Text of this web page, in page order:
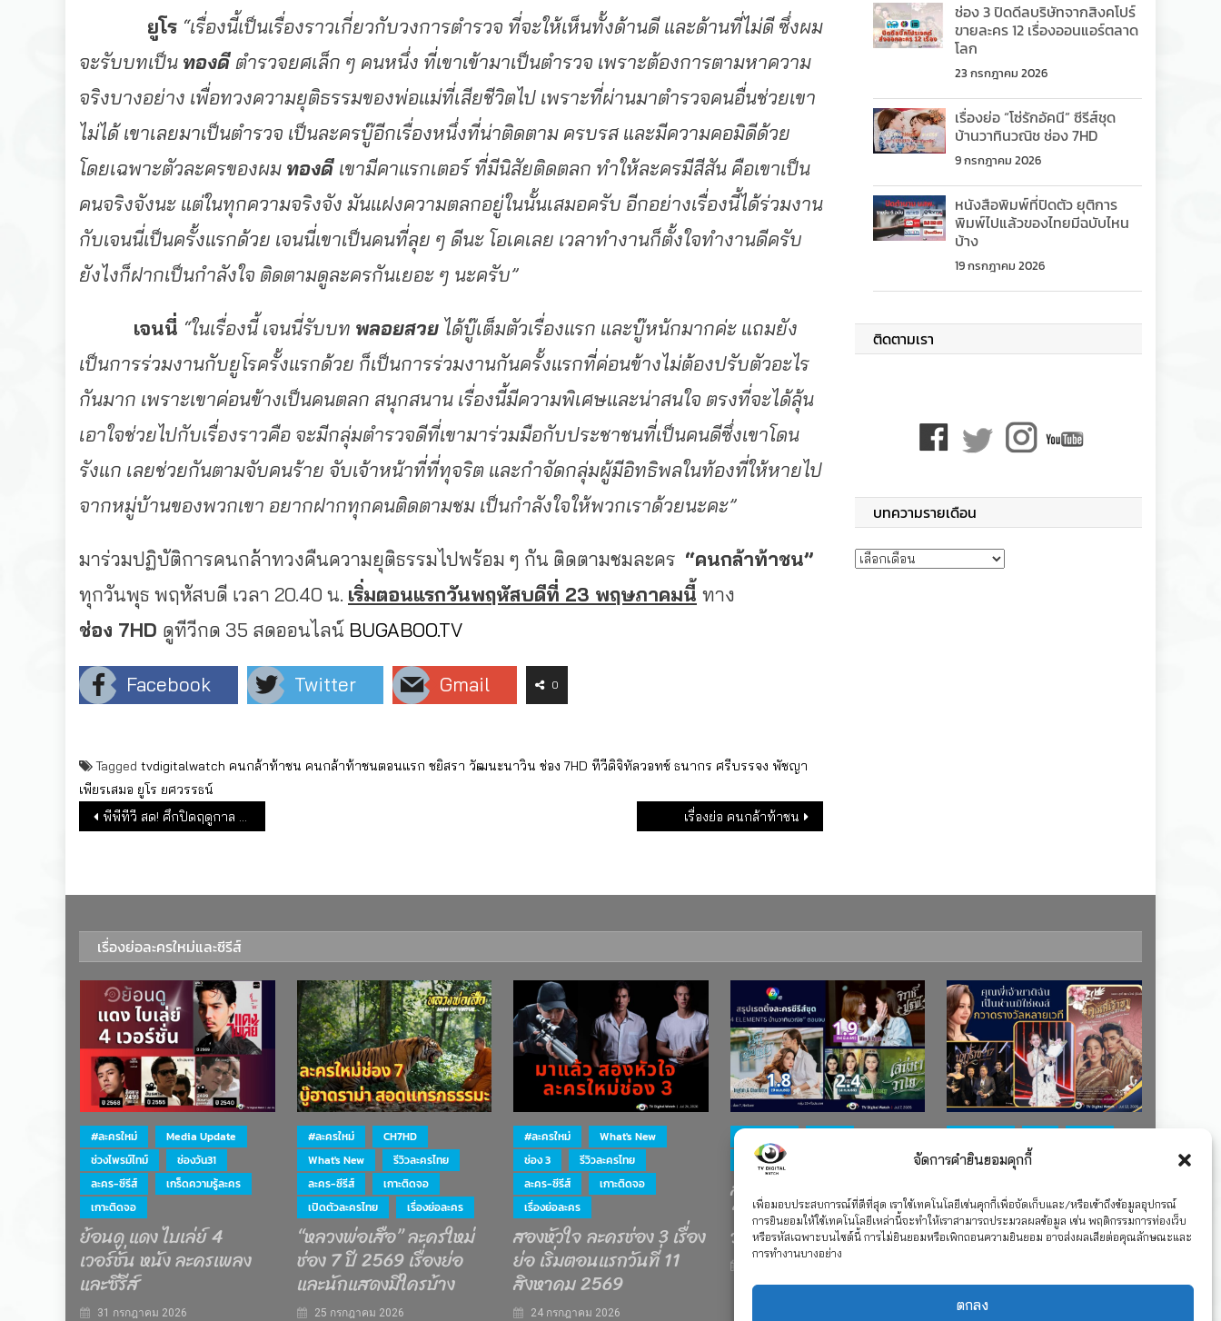
จัดการคำยินยอมคุกกี้
เพื่อมอบประสบการณ์ที่ดีที่สุด เราใช้เทคโนโลยีเช่นคุกกี้เพื่อจัดเก็บและ/หรือเข้าถึงข้อมูลอุปกรณ์
การยินยอมให้ใช้เทคโนโลยีเหล่านี้จะทำให้เราสามารถประมวลผลข้อมูล เช่น พฤติกรรมการท่องเว็บ
หรือรหัสเฉพาะบนไซต์นี้ การไม่ยินยอมหรือเพิกถอนความยินยอม อาจส่งผลเสียต่อคุณลักษณะและ
การทำงานบางอย่าง
ตกลง
ยูโร “เรื่องนี้เป็นเรื่องราวเกี่ยวกับวงการตำรวจ ที่จะให้เห็นทั้งด้านดี และด้านที่ไม่ดี ซึ่งผม
จะรับบทเป็น ทองดี ตำรวจยศเล็ก ๆ คนหนึ่ง ที่เขาเข้ามาเป็นตำรวจ เพราะต้องการตามหาความ
จริงบางอย่าง เพื่อทวงความยุติธรรมของพ่อแม่ที่เสียชีวิตไป เพราะที่ผ่านมาตำรวจคนอื่นช่วยเขา
ไม่ได้ เขาเลยมาเป็นตำรวจ เป็นละครบู๊อีกเรื่องหนึ่งที่น่าติดตาม ครบรส และมีความคอมิดีด้วย
โดยเฉพาะตัวละครของผม ทองดี เขามีคาแรกเตอร์ ที่มีนิสัยติดตลก ทำให้ละครมีสีสัน คือเขาเป็น
คนจริงจังนะ แต่ในทุกความจริงจัง มันแฝงความตลกอยู่ในนั้นเสมอครับ อีกอย่างเรื่องนี้ได้ร่วมงาน
กับเจนนี่เป็นครั้งแรกด้วย เจนนี่เขาเป็นคนที่ลุย ๆ ดีนะ โอเคเลย เวลาทำงานก็ตั้งใจทำงานดีครับ
ยังไงก็ฝากเป็นกำลังใจ ติดตามดูละครกันเยอะ ๆ นะครับ”
เจนนี่ “ในเรื่องนี้ เจนนี่รับบท พลอยสวย ได้บู๊เต็มตัวเรื่องแรก และบู๊หน้กมากค่ะ แถมยัง
เป็นการร่วมงานกับยูโรครั้งแรกด้วย ก็เป็นการร่วมงานกันครั้งแรกที่ค่อนข้างไม่ต้องปรับตัวอะไร
กันมาก เพราะเขาค่อนข้างเป็นคนตลก สนุกสนาน เรื่องนี้มีความพิเศษและน่าสนใจ ตรงที่จะได้ลุ้น
เอาใจช่วยไปกับเรื่องราวคือ จะมีกลุ่มตำรวจดีที่เขามาร่วมมือกับประชาชนที่เป็นคนดีซึ่งเขาโดน
รังแก เลยช่วยกันตามจับคนร้าย จับเจ้าหน้าที่ที่ทุจริต และกำจัดกลุ่มผู้มีอิทธิพลในท้องที่ให้หายไป
จากหมู่บ้านของพวกเขา อยากฝากทุกคนติดตามชม เป็นกำลังใจให้พวกเราด้วยนะคะ”
มาร่วมปฏิบัติการคนกล้าทวงคืนความยุติธรรมไปพร้อม ๆ กัน ติดตามชมละคร “คนกล้าท้าชน”
ทุกวันพุธ พฤหัสบดี เวลา 20.40 น. เริ่มตอนแรกวันพฤหัสบดีที่ 23 พฤษภาคมนี้ ทาง
ช่อง 7HD ดูทีวีกด 35 สดออนไลน์ BUGABOO.TV
Facebook Twitter Gmail 0
Tagged tvdigitalwatch คนกล้าท้าชน คนกล้าท้าชนตอนแรก ชยิสรา วัฒนะนาวิน ช่อง 7HD ทีวีดิจิทัลวอทช์ ธนากร ศรีบรรจง พัชญา
เพียรเสมอ ยูโร ยศวรรธน์
แนะแนวเรื่อง
พีพีทีวี สด! ศึกปิดฤดูกาล เชียร์ เลเวอร์คูเซ่น แชมป์ไร้พ่าย ชน เอาก์สบวร์ก เรื่องย่อ คนกล้าท้าชน
ช่อง 3 ปิดดีลบริษัทจากสิงคโปร์
ขายละคร 12 เรื่องออนแอร์ตลาด
โลก
23 กรกฎาคม 2026
เรื่องย่อ “โซ่รักอัคนี” ซีรีส์ชุด
บ้านวาทินวณิช ช่อง 7HD
9 กรกฎาคม 2026
หนังสือพิมพ์ที่ปิดตัว ยุติการ
พิมพ์ไปแล้วของไทยมีฉบับไหน
บ้าง
19 กรกฎาคม 2026
ติดตามเรา
บทความรายเดือน
บทความรายเดือน
เรื่องย่อละครใหม่และซีรีส์
#ละครใหม่
Media Update
ช่วงไพรม์ไทม์
ช่องวัน31
ละคร-ซีรีส์
เกร็ดความรู้ละคร
เกาะติดจอ
ย้อนดู แดง ไบเล่ย์ 4
เวอร์ชั่น หนัง ละครเพลง
และซีรีส์
31 กรกฎาคม 2026
#ละครใหม่
CH7HD
What's New
รีวิวละครไทย
ละคร-ซีรีส์
เกาะติดจอ
เปิดตัวละครไทย
เรื่องย่อละคร
“หลวงพ่อเสือ” ละครใหม่
ช่อง 7 ปี 2569 เรื่องย่อ
และนักแสดงมีใครบ้าง
25 กรกฎาคม 2026
#ละครใหม่
What's New
ช่อง 3
รีวิวละครไทย
ละคร-ซีรีส์
เกาะติดจอ
เรื่องย่อละคร
สองหัวใจ ละครช่อง 3 เรื่อง
ย่อ เริ่มตอนแรกวันที่ 11
สิงหาคม 2569
24 กรกฎาคม 2026
ละคร-ซีรีส์
สรุป เรตติ้งละครซีรีส์ชุด
“4 ELEMENTS บ้านวาทิน
วณิช”
รางวัล
ละคร-ซีรีส์
”คุณพี่เจ้าขาดิฉันเป็น
ห่านมิใช่หงส์” กวาดรางวัล
เพียบ จาก 8 เวที